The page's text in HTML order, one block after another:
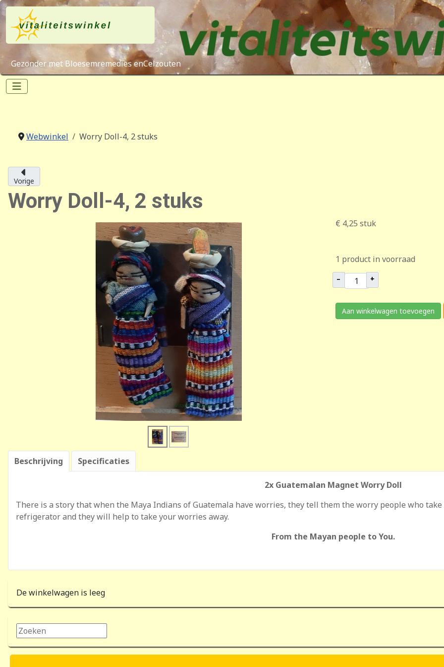
Gezonder met Bloesemremedies enCelzouten
Webwinkel Worry Doll-4, 2 stuks
Vorige
Worry Doll-4, 2 stuks
€ 4,25 stuk
1 product in voorraad
– +
Aan winkelwagen toevoegen
Beschrijving Specificaties
2x Guatemalan Magnet Worry Doll
There is a story that when the Maya Indians of Guatemala have worries, they tell them the worry people who
refrigerator and they will help to take your worries away.
From the Mayan people to You.
De winkelwagen is leeg
Zoeken...